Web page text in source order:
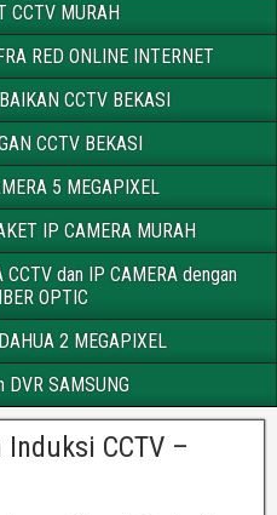
CCTV MURAH
RED ONLINE INTERNET
CCTV BEKASI
CCTV BEKASI
5 MEGAPIXEL
IP CAMERA MURAH
dan IP CAMERA dengan
OPTIC
2 MEGAPIXEL
DVR SAMSUNG
CCTV –